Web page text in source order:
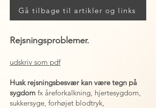
Gå tilbage til artikler og links
Rejsningsproblemer.
udskriv som pdf
Husk rejsningsbesvær kan være tegn på
sygdom fx åreforkalkning, hjertesygdom,
sukkersyge, forhøjet blodtryk,